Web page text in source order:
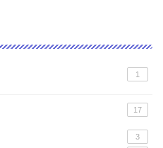
1
17
3